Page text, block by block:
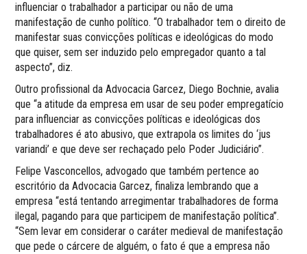
influenciar o trabalhador a participar ou não de uma
manifestação de cunho político. “O trabalhador tem o direito de
manifestar suas convicções políticas e ideológicas do modo
que quiser, sem ser induzido pelo empregador quanto a tal
aspecto”, diz.
Outro profissional da Advocacia Garcez, Diego Bochnie, avalia
que “a atitude da empresa em usar de seu poder empregatício
para influenciar as convicções políticas e ideológicas dos
trabalhadores é ato abusivo, que extrapola os limites do ‘jus
variandi’ e que deve ser rechaçado pelo Poder Judiciário”.
Felipe Vasconcellos, advogado que também pertence ao
escritório da Advocacia Garcez, finaliza lembrando que a
empresa “está tentando arregimentar trabalhadores de forma
ilegal, pagando para que participem de manifestação política”.
“Sem levar em considerar o caráter medieval de manifestação
que pede o cárcere de alguém, o fato é que a empresa não